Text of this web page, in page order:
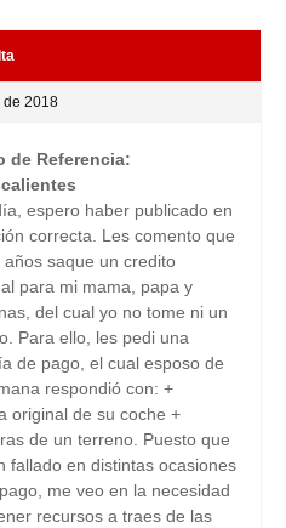
de 2018
de Referencia:
espero haber publicado en
correcta. Les comento que
años saque un credito
para mi mama, papa y
del cual yo no tome ni un
Para ello, les pedi una
de pago, el cual esposo de
respondió con: +
original de su coche +
de un terreno. Puesto que
fallado en distintas ocasiones
me veo en la necesidad
recursos a traes de las